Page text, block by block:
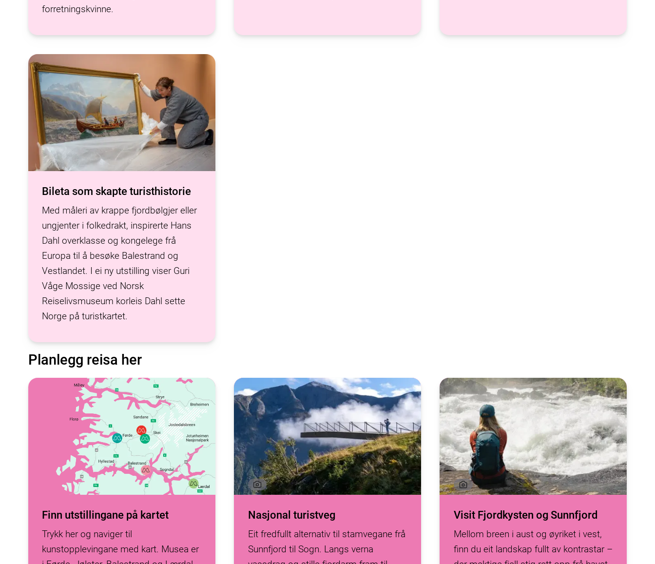
forretningskvinne.
Bileta som skapte turisthistorie
Med måleri av krappe fjordbølgjer eller
ungjenter i folkedrakt, inspirerte Hans
Dahl overklasse og kongelege frå
Europa til å besøke Balestrand og
Vestlandet. I ei ny utstilling viser Guri
Våge Mossige ved Norsk
Reiselivsmuseum korleis Dahl sette
Norge på turistkartet.
Planlegg reisa her
Finn utstillingane på kartet
Trykk her og naviger til
kunstopplevingane med kart. Musea er
Nasjonal turistveg
Eit fredfullt alternativ til stamvegane frå
Sunnfjord til Sogn. Langs verna
Visit Fjordkysten og Sunnfjord
Mellom breen i aust og øyriket i vest,
finn du eit landskap fullt av kontrastar –